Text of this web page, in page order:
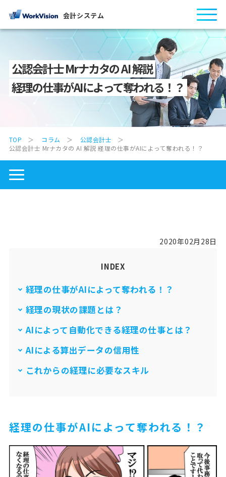
会計システム
公認会計士 Mrナカタの AI 解説
経理の仕事がAIによって奪われる！？
TOP コラム
公認会計士
公認会計士 Mrナカタの AI 解説 経理の仕事がAIによって奪われる！？
2020年02月28日
INDEX
経理の仕事がAIによって奪われる！？
経理の現状の課題とは？
AIによって自動化できる経理の仕事とは？
AIによる算出データの信用性
これからの経理に必要なスキル
経理の仕事がAIによって奪われる！？